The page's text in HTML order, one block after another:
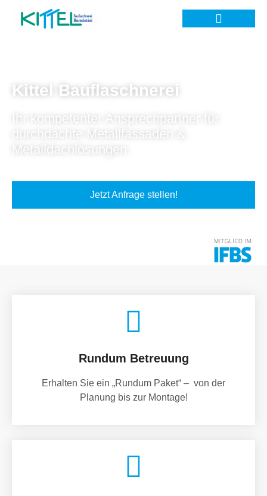
Kittel Bauflaschnerei
Ihr kompetenter Ansprechpartner für
durchdachte Metallfassaden &
Metalldachlösungen.
Jetzt Anfrage stellen!
Rundum Betreuung
Erhalten Sie ein „Rundum Paket“ – von der
Planung bis zur Montage!